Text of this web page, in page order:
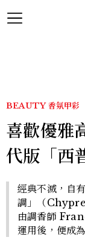
BEAUTY 香氛甲彩
喜歡優雅
代版「西
經典不滅，自
調」（Chypre
由調香師
運用後，便成